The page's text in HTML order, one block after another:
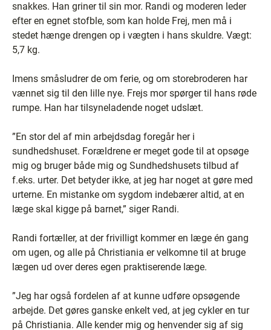
snakkes. Han griner til sin mor. Randi og moderen leder
efter en egnet stofble, som kan holde Frej, men må i
stedet hænge drengen op i vægten i hans skuldre. Vægt:
5,7 kg.
Imens småsludrer de om ferie, og om storebroderen har
vænnet sig til den lille nye. Frejs mor spørger til hans røde
rumpe. Han har tilsyneladende noget udslæt.
”En stor del af min arbejdsdag foregår her i
sundhedshuset. Forældrene er meget gode til at opsøge
mig og bruger både mig og Sundhedshusets tilbud af
f.eks. urter. Det betyder ikke, at jeg har noget at gøre med
urterne. En mistanke om sygdom indebærer altid, at en
læge skal kigge på barnet,” siger Randi.
Randi fortæller, at der frivilligt kommer en læge én gang
om ugen, og alle på Christiania er velkomne til at bruge
lægen ud over deres egen praktiserende læge.
”Jeg har også fordelen af at kunne udføre opsøgende
arbejde. Det gøres ganske enkelt ved, at jeg cykler en tur
på Christiania. Alle kender mig og henvender sig af sig